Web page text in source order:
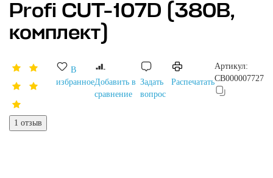
Profi CUT-107D (380В,
комплект)
1 отзыв
В
избранноеДобавить в
сравнение
Задать
вопрос
Распечатать
Артикул:
СВ000007727